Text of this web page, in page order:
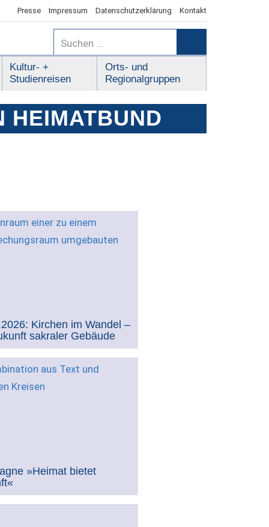
Presse Impressum Datenschutzerklärung Kontakt
Suchen
nach:
Kultur- +
Studienreisen
Orts- und
Regionalgruppen
HEIMATBUND
Kirchen im Wandel –
sakraler Gebäude
»Heimat bietet